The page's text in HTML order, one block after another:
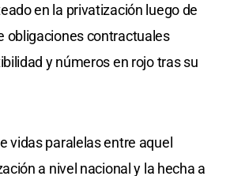
en la privatización luego de
obligaciones contractuales
y números en rojo tras su
vidas paralelas entre aquel
a nivel nacional y la hecha a